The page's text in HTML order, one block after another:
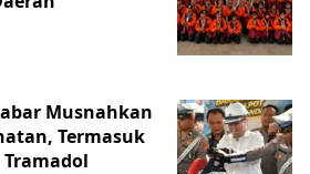
Musnahkan
Termasuk